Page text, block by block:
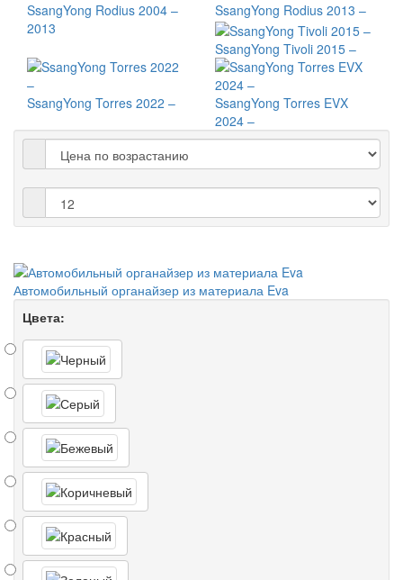
SsangYong Rodius 2004 –
2013
SsangYong Rodius 2013 –
SsangYong Tivoli 2015 –
SsangYong Torres 2022 –
SsangYong Torres EVX
2024 –
Автомобильный органайзер из материала Eva
Цвета: